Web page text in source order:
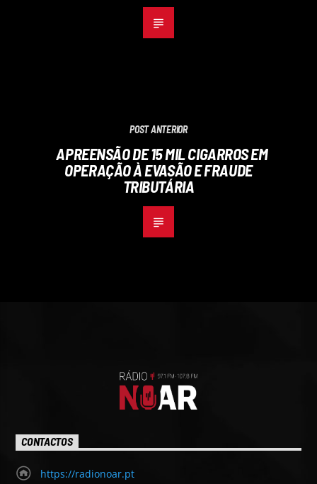
POST ANTERIOR
APREENSÃO DE 15 MIL CIGARROS EM
OPERAÇÃO À EVASÃO E FRAUDE
TRIBUTÁRIA
CONTACTOS
https://radionoar.pt